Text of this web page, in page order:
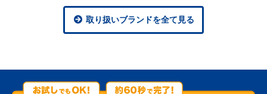
取り扱いブランドを全て見る